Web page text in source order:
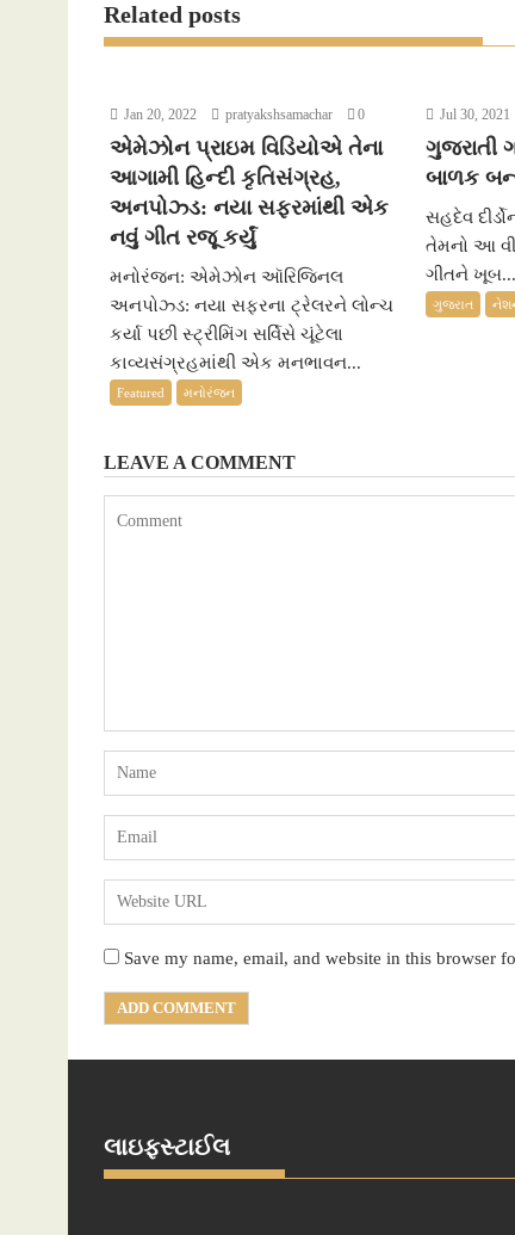
o r
r
Related posts
Jan 20, 2022 pratyakshsamachar 0
એમેઝોન પ્રાઇમ વિડિયોએ તેના
આગામી હિન્દી કૃતિસંગ્રહ,
અનપોઝ્ડ: નયા સફરમાંથી એક
નવું ગીત રજૂ કર્યું
મનોરંજન: એમેઝોન ઑરિજિનલ
અનપોઝ્ડ: નયા સફરના ટ્રેલરને લોન્ચ
કર્યા પછી સ્ટ્રીમિંગ સર્વિસે ચૂંટેલા
કાવ્યસંગ્રહમાંથી એક મનભાવન...
Featured મનોરંજન
Jul 30, 2021
ગુજરાતી
બાળક
સહદેવ
તેમનો આ
ગીતને ખૂબ...
ગુજરાત
LEAVE A COMMENT
Save my name, email, and website in this browser
લાઇફસ્ટાઈલ